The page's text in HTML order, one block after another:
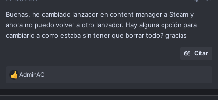
n
Buenas, he cambiado lanzador en content manager a Steam y
ahora no puedo volver a otro lanzador. Hay alguna opción para
cambiarlo a como estaba sin tener que borrar todo? gracias
Citar
R
a
AdminAC